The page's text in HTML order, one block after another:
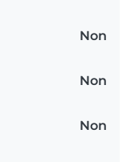
Non
Non
Non